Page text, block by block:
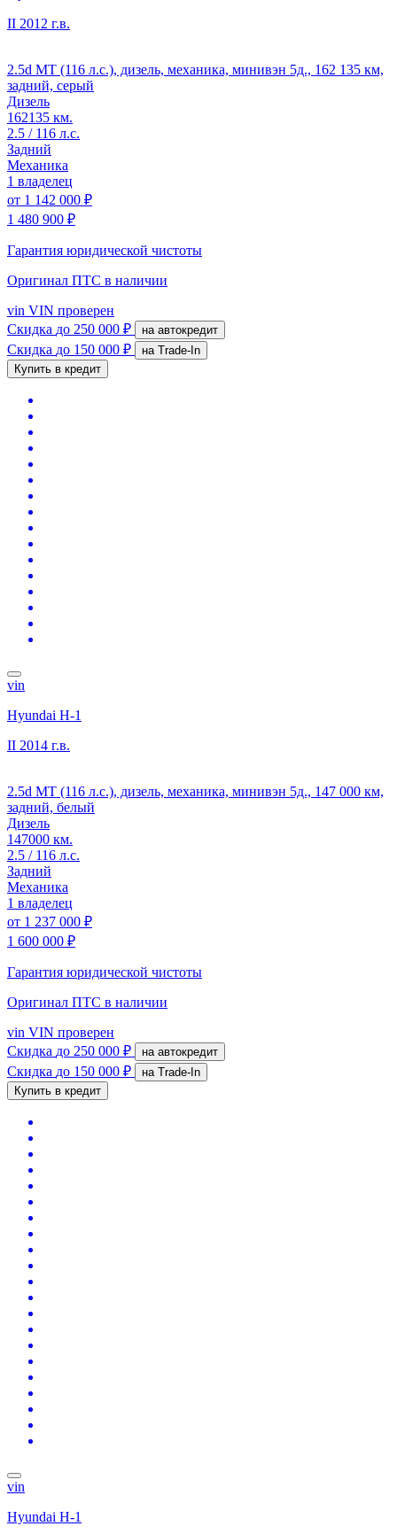
II 2012 г.в.
2.5d MT (116 л.с.), дизель, механика, минивэн 5д., 162 135 км,
задний, серый
Дизель
162135 км.
2.5 / 116 л.с.
Задний
Механика
1 владелец
от 1 142 000 ₽
1 480 900 ₽
Гарантия юридической чистоты
Оригинал ПТС в наличии
vin VIN проверен
Скидка до 250 000 ₽ на автокредит
Скидка до 150 000 ₽
на Trade-In
Купить в кредит
vin
Hyundai H-1
II 2014 г.в.
2.5d MT (116 л.с.), дизель, механика, минивэн 5д., 147 000 км,
задний, белый
Дизель
147000 км.
2.5 / 116 л.с.
Задний
Механика
1 владелец
от 1 237 000 ₽
1 600 000 ₽
Гарантия юридической чистоты
Оригинал ПТС в наличии
vin VIN проверен
Скидка до 250 000 ₽ на автокредит
Скидка до 150 000 ₽
на Trade-In
Купить в кредит
vin
Hyundai H-1